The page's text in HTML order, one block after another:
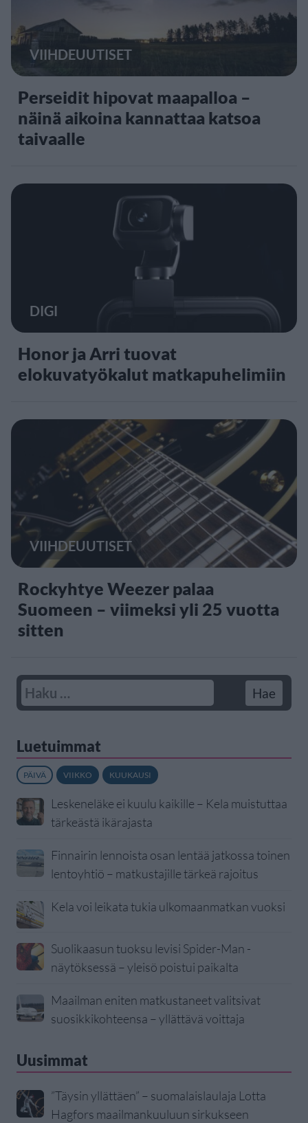
VIIHDEUUTISET
Perseidit hipovat maapalloa –
näinä aikoina kannattaa katsoa
taivaalle
DIGI
Honor ja Arri tuovat
elokuvatyökalut matkapuhelimiin
VIIHDEUUTISET
Rockyhtye Weezer palaa
Suomeen – viimeksi yli 25 vuotta
sitten
Luetuimmat
PÄIVÄ VIIKKO KUUKAUSI
Leskeneläke ei kuulu kaikille – Kela muistuttaa
tärkeästä ikärajasta
Finnairin lennoista osan lentää jatkossa toinen
lentoyhtiö – matkustajille tärkeä rajoitus
Kela voi leikata tukia ulkomaanmatkan vuoksi
Suolikaasun tuoksu levisi Spider-Man -
näytöksessä – yleisö poistui paikalta
Maailman eniten matkustaneet valitsivat
suosikkikohteensa – yllättävä voittaja
Uusimmat
”Täysin yllättäen” – suomalaislaulaja Lotta
Hagfors maailmankuuluun sirkukseen